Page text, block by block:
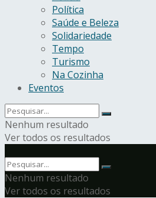
Política
Saúde e Beleza
Solidariedade
Tempo
Turismo
Na Cozinha
Eventos
Nenhum resultado
Ver todos os resultados
Nenhum resultado
Ver todos os resultados